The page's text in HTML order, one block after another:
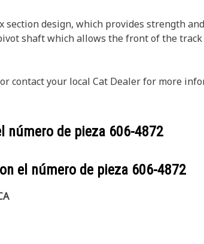
section design, which provides strength
shaft which allows the front of the
contact your local Cat Dealer for more
número de pieza 606-4872
el número de pieza 606-4872